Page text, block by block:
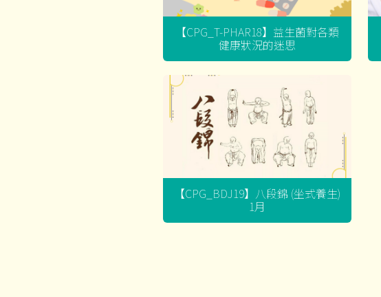
【CPG_T-PHAR18】益生菌對各類
健康狀況的迷思
【CPG_BDJ19】八段錦 (坐式養生)
1月